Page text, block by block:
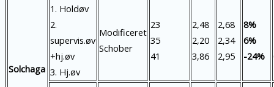
Solchaga
1. Holdøv
2.
supervis.øv
+hj.øv
3. Hj.øv
Modificeret
Schober
23
35
41
2,48
2,20
3,86
2,68
2,34
2,95
8%
6%
-24%